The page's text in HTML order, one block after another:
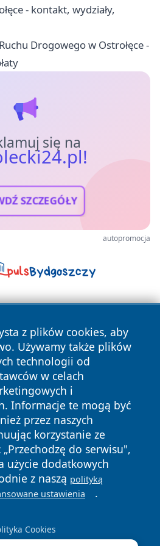
- kontakt, wydziały,
Drogowego w Ostrołęce -
się na
SZCZEGÓŁY
autopromocja
z plików cookies, aby
Używamy także plików
technologii od
w celach
i
Informacje te mogą być
przez naszych
korzystanie ze
do serwisu",
użycie dodatkowych
z naszą polityką
ustawienia .
Cookies
Wszystkie prawa
Polityka
Cookies